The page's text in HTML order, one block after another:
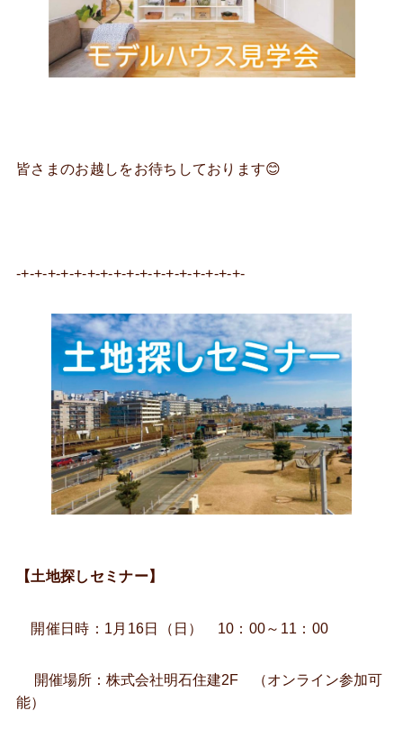
皆さまのお越しをお待ちしております😊
-+-+-+-+-+-+-+-+-+-+-+-+-+-+-+-+-+-
【土地探しセミナー】
開催日時：1月16日（日） 10：00～11：00
開催場所：株式会社明石住建2F （オンライン参加可
能）